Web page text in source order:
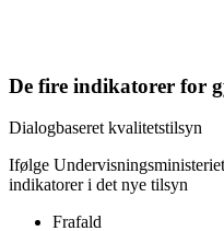
De fire indikatorer for
Dialogbaseret kvalitetstilsyn
Ifølge
indikatorer i det nye tilsyn
Frafald